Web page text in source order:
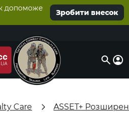
допоможе
Зробити внесок
Care ASSET+